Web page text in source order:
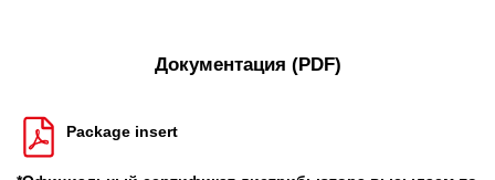
Документация (PDF)
Package insert